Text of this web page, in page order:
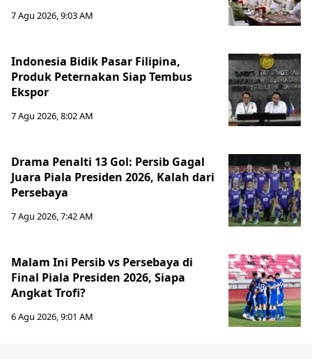
7 Agu 2026, 9:03 AM
Indonesia Bidik Pasar Filipina,
Produk Peternakan Siap Tembus
Ekspor
7 Agu 2026, 8:02 AM
Drama Penalti 13 Gol: Persib Gagal
Juara Piala Presiden 2026, Kalah dari
Persebaya
7 Agu 2026, 7:42 AM
Malam Ini Persib vs Persebaya di
Final Piala Presiden 2026, Siapa
Angkat Trofi?
6 Agu 2026, 9:01 AM